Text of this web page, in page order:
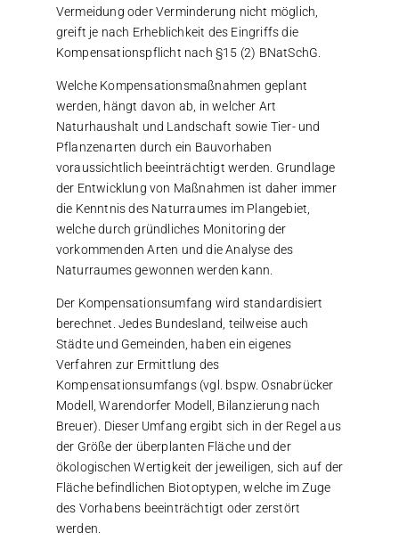
Vermeidung oder Verminderung nicht möglich,
greift je nach Erheblichkeit des Eingriffs die
Kompensationspflicht nach §15 (2) BNatSchG.
Welche Kompensationsmaßnahmen geplant
werden, hängt davon ab, in welcher Art
Naturhaushalt und Landschaft sowie Tier- und
Pflanzenarten durch ein Bauvorhaben
voraussichtlich beeinträchtigt werden. Grundlage
der Entwicklung von Maßnahmen ist daher immer
die Kenntnis des Naturraumes im Plangebiet,
welche durch gründliches Monitoring der
vorkommenden Arten und die Analyse des
Naturraumes gewonnen werden kann.
Der Kompensationsumfang wird standardisiert
berechnet. Jedes Bundesland, teilweise auch
Städte und Gemeinden, haben ein eigenes
Verfahren zur Ermittlung des
Kompensationsumfangs (vgl. bspw. Osnabrücker
Modell, Warendorfer Modell, Bilanzierung nach
Breuer). Dieser Umfang ergibt sich in der Regel aus
der Größe der überplanten Fläche und der
ökologischen Wertigkeit der jeweiligen, sich auf der
Fläche befindlichen Biotoptypen, welche im Zuge
des Vorhabens beeinträchtigt oder zerstört
werden.